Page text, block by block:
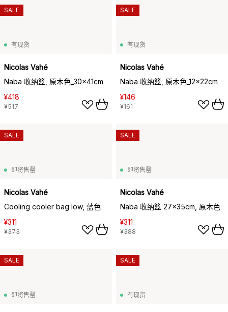
有现货
Nicolas Vahé
Naba 收纳篮, 原木色_30x41cm
¥418
¥517
SALE
有现货
Nicolas Vahé
Naba 收纳篮, 原木色_12x22cm
¥146
¥161
SALE
即将售罄
Nicolas Vahé
Cooling cooler bag low, 蓝色
¥311
¥373
SALE
即将售罄
Nicolas Vahé
Naba 收纳篮 27x35cm, 原木色
¥311
¥388
SALE
即将售罄
SALE
有现货
SALE